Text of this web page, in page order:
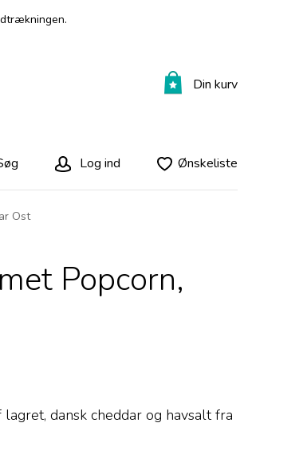
Din kurv
Log ind Ønskeliste
Ost
Popcorn,
dansk cheddar og havsalt fra